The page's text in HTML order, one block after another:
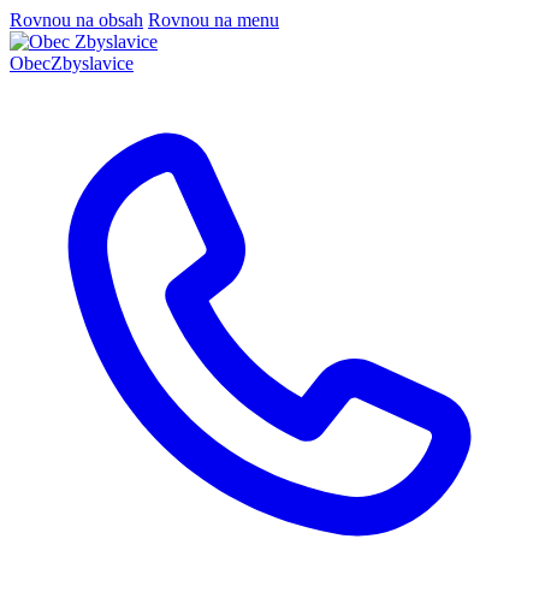
Rovnou na obsah Rovnou na menu
ObecZbyslavice